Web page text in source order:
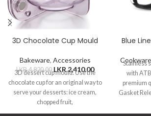
3D Chocolate Cup Mould
Bakeware, Accessories
LKR.4,820.00 LKR.2,410.00
3D dessert cup mould. Use the
chocolate cup for an original way to
serve your desserts: ice cream,
chopped fruit,
Blue
Cookware
Stainless
with
premium
Gasket